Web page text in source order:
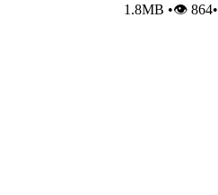
•
1.8MB •👁 864